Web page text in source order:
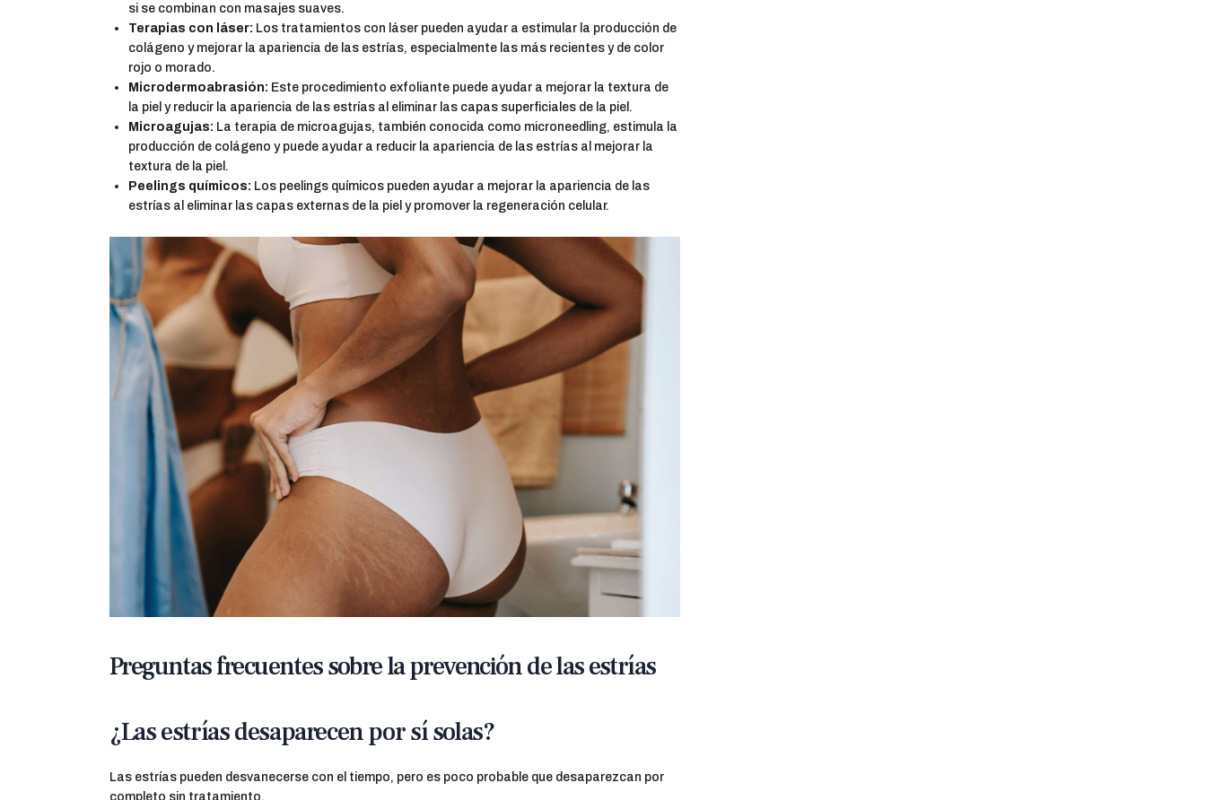
si se combinan con masajes suaves.
Terapias con láser: Los tratamientos con láser pueden ayudar a estimular la producción de
colágeno y mejorar la apariencia de las estrías, especialmente las más recientes y de color
rojo o morado.
Microdermoabrasión: Este procedimiento exfoliante puede ayudar a mejorar la textura de
la piel y reducir la apariencia de las estrías al eliminar las capas superficiales de la piel.
Microagujas: La terapia de microagujas, también conocida como microneedling, estimula la
producción de colágeno y puede ayudar a reducir la apariencia de las estrías al mejorar la
textura de la piel.
Peelings químicos: Los peelings químicos pueden ayudar a mejorar la apariencia de las
estrías al eliminar las capas externas de la piel y promover la regeneración celular.
Preguntas frecuentes sobre la prevención de las estrías
¿Las estrías desaparecen por sí solas?
Las estrías pueden desvanecerse con el tiempo, pero es poco probable que desaparezcan por
completo sin tratamiento.